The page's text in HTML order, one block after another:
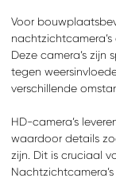
Voor
nachtzichtcamera’s
Deze camera’s
tegen
verschillende
HD-camera’s
waardoor details
zijn. Dit is cruciaal